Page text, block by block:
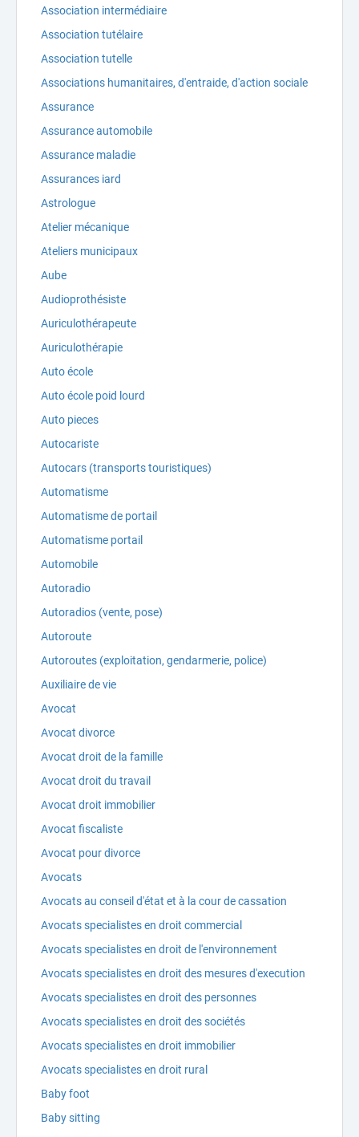
Association intermédiaire
Association tutélaire
Association tutelle
Associations humanitaires, d'entraide, d'action sociale
Assurance
Assurance automobile
Assurance maladie
Assurances iard
Astrologue
Atelier mécanique
Ateliers municipaux
Aube
Audioprothésiste
Auriculothérapeute
Auriculothérapie
Auto école
Auto école poid lourd
Auto pieces
Autocariste
Autocars (transports touristiques)
Automatisme
Automatisme de portail
Automatisme portail
Automobile
Autoradio
Autoradios (vente, pose)
Autoroute
Autoroutes (exploitation, gendarmerie, police)
Auxiliaire de vie
Avocat
Avocat divorce
Avocat droit de la famille
Avocat droit du travail
Avocat droit immobilier
Avocat fiscaliste
Avocat pour divorce
Avocats
Avocats au conseil d'état et à la cour de cassation
Avocats specialistes en droit commercial
Avocats specialistes en droit de l'environnement
Avocats specialistes en droit des mesures d'execution
Avocats specialistes en droit des personnes
Avocats specialistes en droit des sociétés
Avocats specialistes en droit immobilier
Avocats specialistes en droit rural
Baby foot
Baby sitting